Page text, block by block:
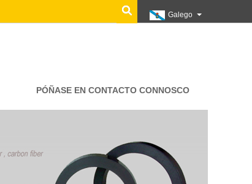
Galego
PÓÑASE EN CONTACTO CONNOSCO